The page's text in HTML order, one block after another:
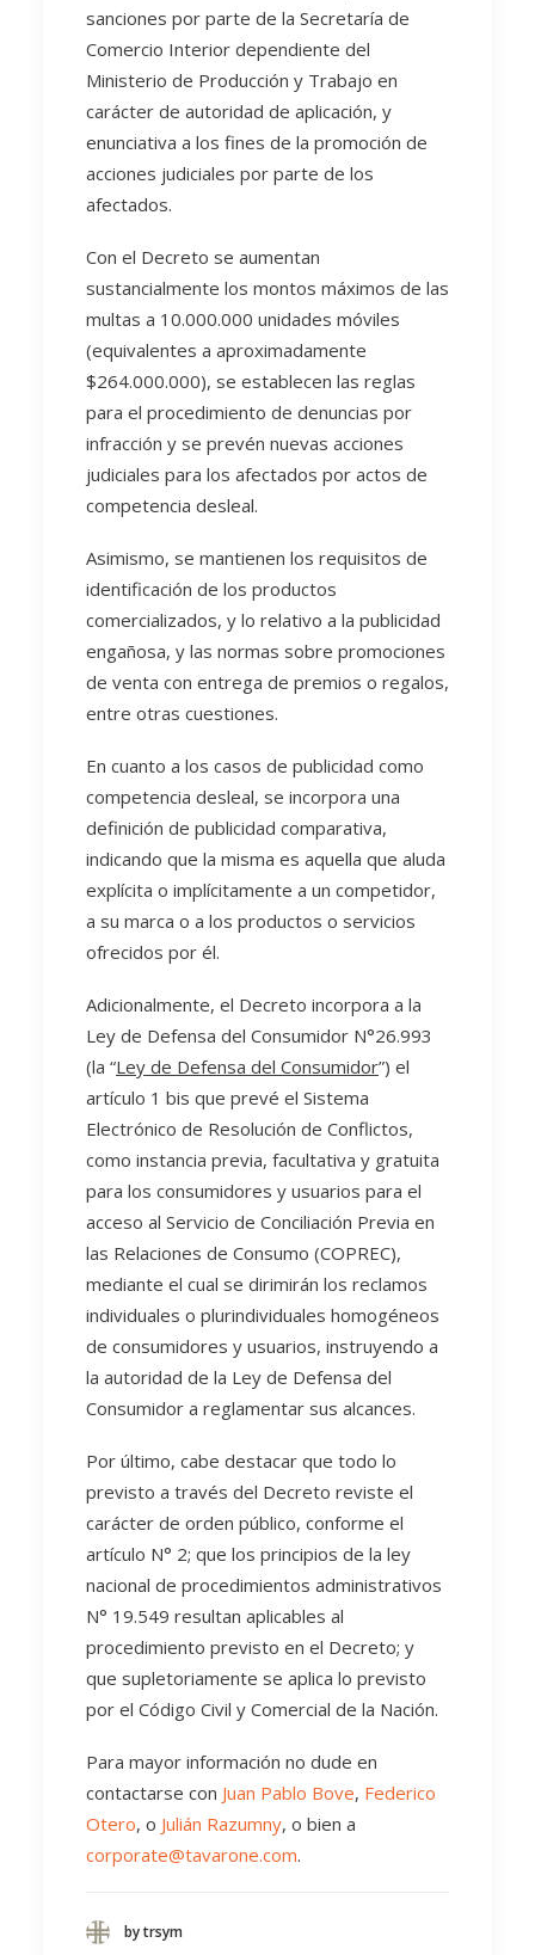
sanciones por parte de la Secretaría de
Comercio Interior dependiente del
Ministerio de Producción y Trabajo en
carácter de autoridad de aplicación, y
enunciativa a los fines de la promoción de
acciones judiciales por parte de los
afectados.
Con el Decreto se aumentan
sustancialmente los montos máximos de las
multas a 10.000.000 unidades móviles
(equivalentes a aproximadamente
$264.000.000), se establecen las reglas
para el procedimiento de denuncias por
infracción y se prevén nuevas acciones
judiciales para los afectados por actos de
competencia desleal.
Asimismo, se mantienen los requisitos de
identificación de los productos
comercializados, y lo relativo a la publicidad
engañosa, y las normas sobre promociones
de venta con entrega de premios o regalos,
entre otras cuestiones.
En cuanto a los casos de publicidad como
competencia desleal, se incorpora una
definición de publicidad comparativa,
indicando que la misma es aquella que aluda
explícita o implícitamente a un competidor,
a su marca o a los productos o servicios
ofrecidos por él.
Adicionalmente, el Decreto incorpora a la
Ley de Defensa del Consumidor N°26.993
(la “Ley de Defensa del Consumidor”) el
artículo 1 bis que prevé el Sistema
Electrónico de Resolución de Conflictos,
como instancia previa, facultativa y gratuita
para los consumidores y usuarios para el
acceso al Servicio de Conciliación Previa en
las Relaciones de Consumo (COPREC),
mediante el cual se dirimirán los reclamos
individuales o plurindividuales homogéneos
de consumidores y usuarios, instruyendo a
la autoridad de la Ley de Defensa del
Consumidor a reglamentar sus alcances.
Por último, cabe destacar que todo lo
previsto a través del Decreto reviste el
carácter de orden público, conforme el
artículo N° 2; que los principios de la ley
nacional de procedimientos administrativos
N° 19.549 resultan aplicables al
procedimiento previsto en el Decreto; y
que supletoriamente se aplica lo previsto
por el Código Civil y Comercial de la Nación.
Para mayor información no dude en
contactarse con Juan Pablo Bove, Federico
Otero, o Julián Razumny, o bien a
corporate@tavarone.com.
by trsym